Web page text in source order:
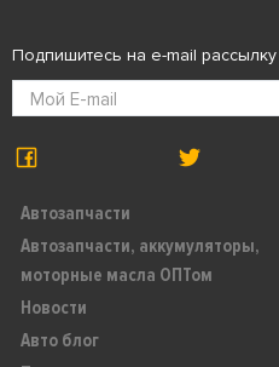
Автозапчасти
Автозапчасти, аккумуляторы,
моторные масла ОПТом
Новости
Авто блог
Подпишитесь на e-mail рассылку